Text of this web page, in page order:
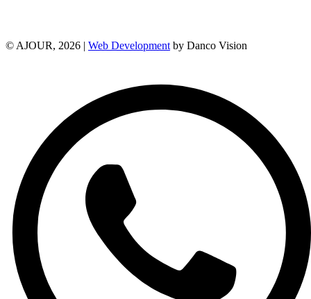
© AJOUR, 2026 | Web Development by Danco Vision